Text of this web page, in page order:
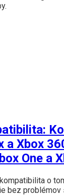
a Xbox
One a
o
bez